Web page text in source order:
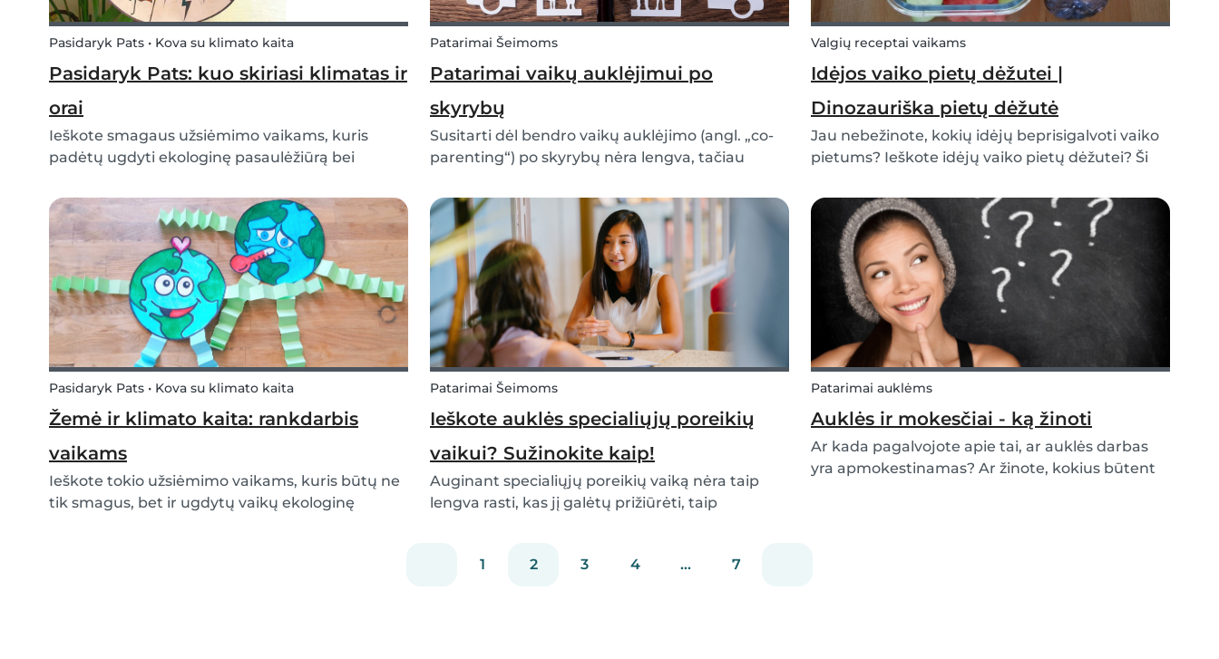
Pasidaryk Pats • Kova su klimato kaita
Pasidaryk Pats: kuo skiriasi klimatas ir
orai
Ieškote smagaus užsiėmimo vaikams, kuris
padėtų ugdyti ekologinę pasaulėžiūrą bei
kaita? Tada turime jums puikų rankdarbį! Šis
„pasidaryk pats“ užsiėmimas padės vaikams
geriau suprasti skirtu...
Patarimai Šeimoms
Patarimai vaikų auklėjimui po
skyrybų
Susitarti dėl bendro vaikų auklėjimo (angl. „co-
parenting“) po skyrybų nėra lengva, tačiau
privalumų jūsų vaiko atžvilgiu ir apskritai visai
šeimai. Tad galbūt verta pabandyti? Jeigu norite
sužino...
Valgių receptai vaikams
Idėjos vaiko pietų dėžutei |
Dinozauriška pietų dėžutė
Jau nebežinote, kokių idėjų beprisigalvoti vaiko
pietums? Ieškote idėjų vaiko pietų dėžutei? Ši
nesunkiai paruošiama alternatyva, tai taip pat
puikus valgis vaikams. Taip pat tikrai
nustebinsi...
Pasidaryk Pats • Kova su klimato kaita
Žemė ir klimato kaita: rankdarbis
vaikams
Ieškote tokio užsiėmimo vaikams, kuris būtų ne
tik smagus, bet ir ugdytų vaikų ekologinę
Patarimai Šeimoms
Ieškote auklės specialiųjų poreikių
vaikui? Sužinokite kaip!
Auginant specialiųjų poreikių vaiką nėra taip
lengva rasti, kas jį galėtų prižiūrėti, taip
priežiūra ir papildomas dėmesys. Dėl to
Patarimai auklėms
Auklės ir mokesčiai - ką žinoti
Ar kada pagalvojote apie tai, ar auklės darbas
yra apmokestinamas? Ar žinote, kokius būtent
1 2 3 4 ... 7